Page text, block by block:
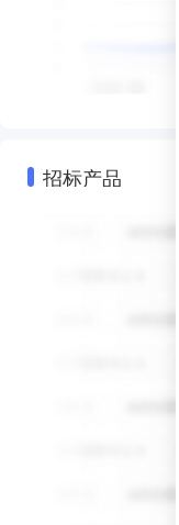
招标产品